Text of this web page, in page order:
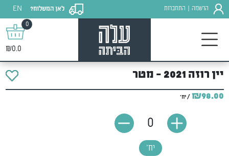
הרשמה התחברות לאן המשלוח?
EN
0
₪0.0
יין רוזה 2021 - מטר
₪98.00 / יח'
יח'
0